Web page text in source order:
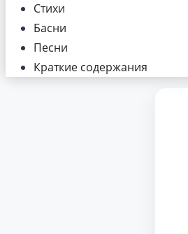
Стихи
Басни
Песни
Краткие содержания